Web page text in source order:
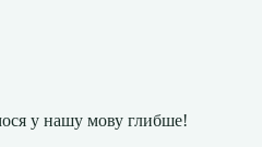
у нашу мову глибше!